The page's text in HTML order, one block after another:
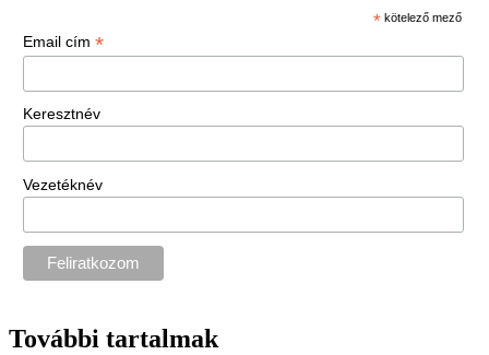
* kötelező mező
Email cím *
Keresztnév
Vezetéknév
További tartalmak